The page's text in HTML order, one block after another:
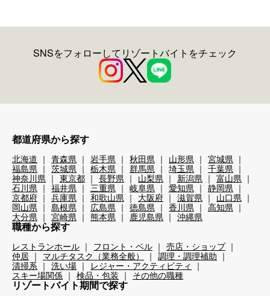
SNSをフォローしてリゾートバイトをチェック
都道府県から探す
北海道 青森県 岩手県 秋田県 山形県
宮城県
福島県
茨城県 栃木県 群馬県 埼玉県
千葉県
神奈川県
東京都 長野県 山梨県 新潟県
富山県
石川県
福井県 三重県 岐阜県 愛知県
静岡県
京都府
兵庫県 和歌山県 大阪府 滋賀県
山口県
岡山県
島根県 広島県 徳島県 香川県
高知県
大分県
宮崎県 熊本県 鹿児島県 沖縄県
職種から探す
レストランホール フロント・ベル
売店・ショップ
仲居
マルチタスク（業務全般）
調理・調理補助
清掃系
洗い場
レジャー・アクティビティ
スキー場関係
検品・包装 その他の職種
リゾートバイト期間で探す